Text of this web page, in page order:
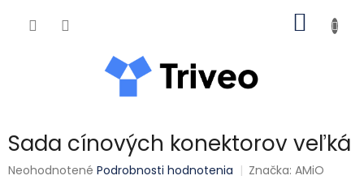
Sada cínových konektorov veľká
Priemerné hodnotenie produktu je 0,0 z 5 hviezdičiek.
Neohodnotené Podrobnosti hodnotenia Značka:AMiO